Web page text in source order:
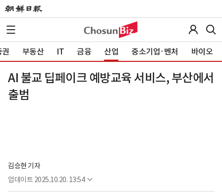
부동산 IT 금융 산업 중소기업·벤처 바이오
AI 불교 딥페이크 예방교육 서비스, 부산에서
출범
김승현 기자
업데이트 2025.10.20. 13:54